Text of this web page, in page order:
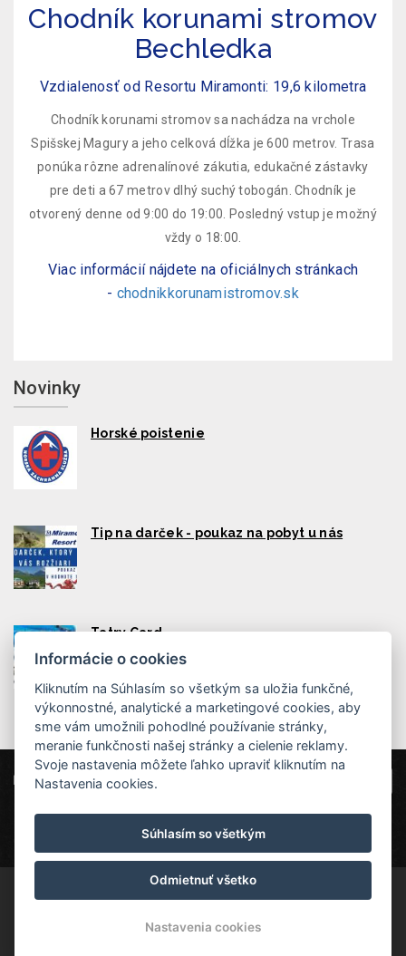
Chodník korunami stromov
Bechledka
Vzdialenosť od Resortu Miramonti: 19,6 kilometra
Chodník korunami stromov sa nachádza na vrchole
Spišskej Magury a jeho celková dĺžka je 600 metrov. Trasa
ponúka rôzne adrenalínové zákutia, edukačné zástavky
pre deti a 67 metrov dlhý suchý tobogán. Chodník je
otvorený denne od 9:00 do 19:00. Posledný vstup je možný
vždy o 18:00.
Viac informácií nájdete na oficiálnych stránkach
- chodnikkorunamistromov.sk
Novinky
Horské poistenie
Tip na darček - poukaz na pobyt u nás
Tatry Card
Miramonti Resort - Horný Smokovec
+421 948 109 859
© Copyright 2026 | Všetky práva vyhradené
Informácie o cookies
Kliknutím na Súhlasím so všetkým sa uložia funkčné,
výkonnostné, analytické a marketingové cookies, aby
sme vám umožnili pohodlné používanie stránky,
meranie funkčnosti našej stránky a cielenie reklamy.
Svoje nastavenia môžete ľahko upraviť kliknutím na
Nastavenia cookies.
Súhlasím so všetkým
Odmietnuť všetko
Nastavenia cookies